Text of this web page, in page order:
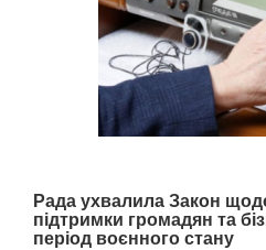
Рада ухвалила Закон
підтримки громадян та
період воєнного стану